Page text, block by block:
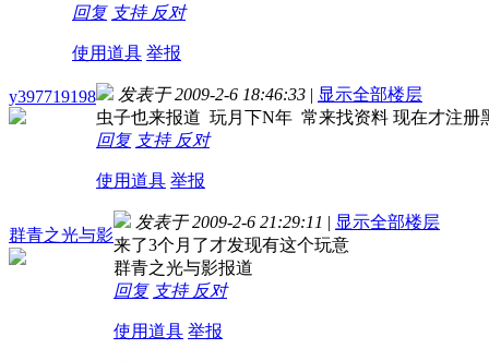
回复 支持 反对
使用道具 举报
y397719198 发表于 2009-2-6 18:46:33 | 显示全部楼层
虫子也来报道 玩月下N年 常来找资料 现在才注册
回复 支持 反对
使用道具 举报
群青之光与影
发表于 2009-2-6 21:29:11 | 显示全部楼层
来了3个月了才发现有这个玩意
群青之光与影报道
回复 支持 反对
使用道具 举报